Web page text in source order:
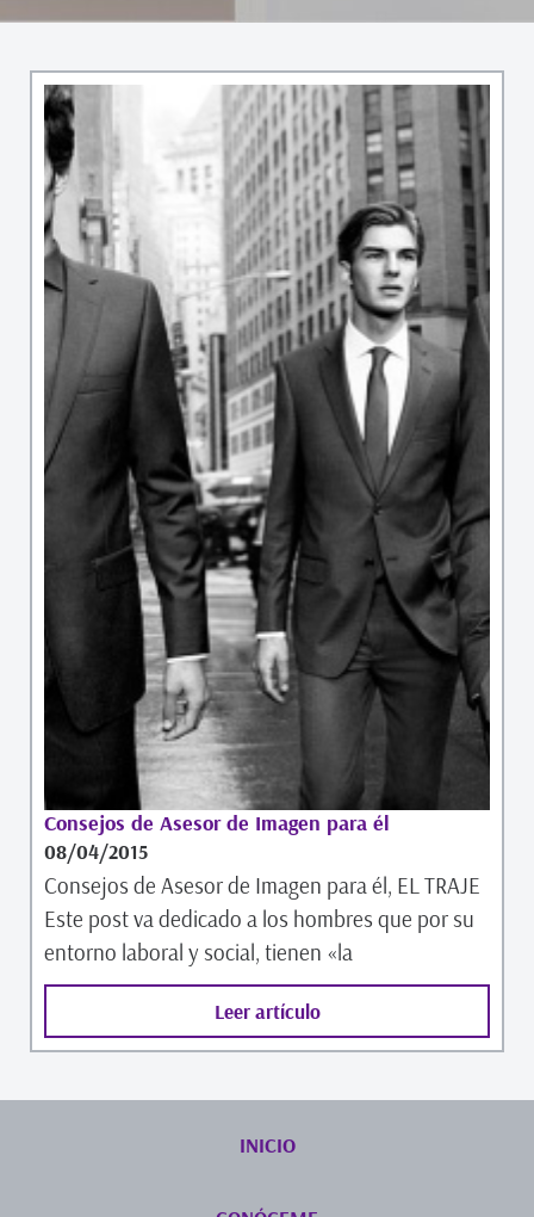
Consejos de Asesor de Imagen para él
08/04/2015
Consejos de Asesor de Imagen para él, EL TRAJE
Este post va dedicado a los hombres que por su
entorno laboral y social, tienen «la
Leer artículo
INICIO